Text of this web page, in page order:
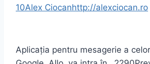
10Alex Ciocanhttp://alexciocan.ro
Aplicația pentru mesagerie a